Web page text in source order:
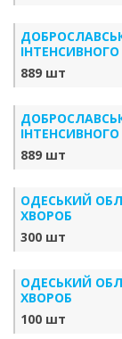
889 шт
889 шт
ОДЕСЬКИЙ
ХВОРОБ
300 шт
ОДЕСЬКИЙ
ХВОРОБ
100 шт